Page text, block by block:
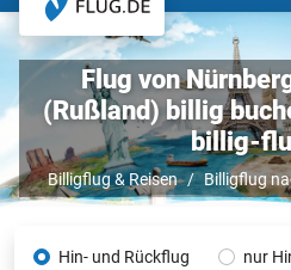
Flug von
(Rußland) billig
billig-
Billigflug & Reisen Billigflug
Hin- und Rückflug nur